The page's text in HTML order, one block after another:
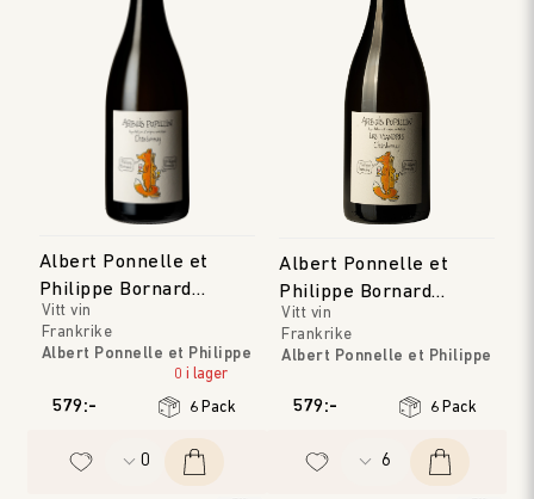
Albert Ponnelle et
Philippe Bornard
Arbois Pupillin
Vitt vin
Frankrike
Albert Ponnelle et Philippe
0 i lager
579:- 6 Pack
Albert Ponnelle et
Philippe Bornard
Arbois Pupillin 'Les
Viandris'
Vitt vin
Frankrike
Albert Ponnelle et Philippe
Årgång
579:- 6 Pack